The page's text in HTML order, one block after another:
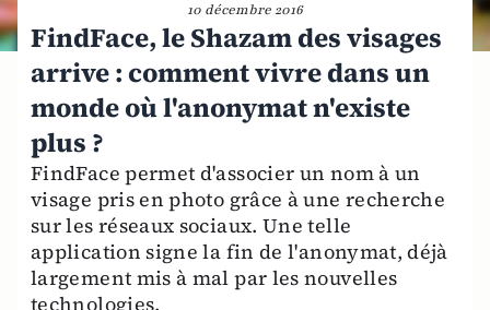
10 décembre 2016
FindFace, le Shazam des visages
arrive : comment vivre dans un
monde où l'anonymat n'existe
plus ?
FindFace permet d'associer un nom à un
visage pris en photo grâce à une recherche
sur les réseaux sociaux. Une telle
application signe la fin de l'anonymat, déjà
largement mis à mal par les nouvelles
technologies.